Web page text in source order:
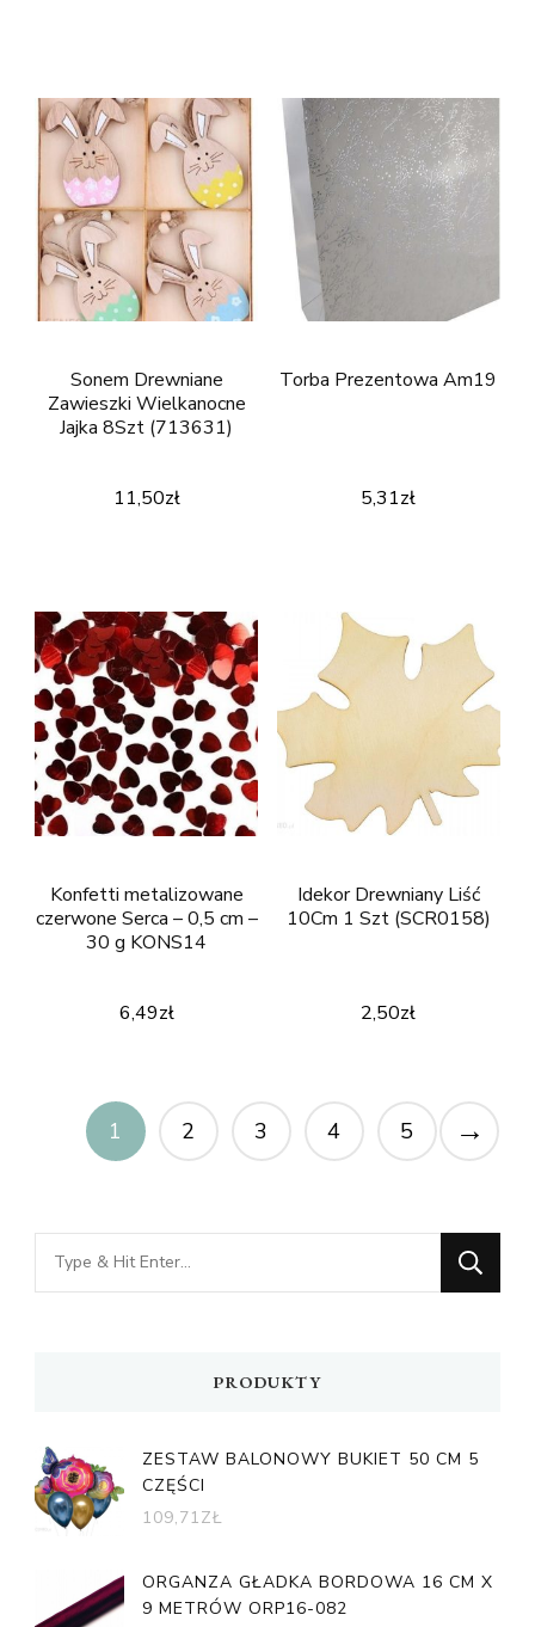
Sonem Drewniane
Zawieszki Wielkanocne
Jajka 8Szt (713631)
11,50zł
Torba Prezentowa Am19
5,31zł
Konfetti metalizowane
czerwone Serca – 0,5 cm –
30 g KONS14
6,49zł
Idekor Drewniany Liść
10Cm 1 Szt (SCR0158)
2,50zł
1 2 3 4 5 →
Looking
for
PRODUKTY
ZESTAW BALONOWY BUKIET 50 CM 5
CZĘŚCI
109,71ZŁ
ORGANZA GŁADKA BORDOWA 16 CM X
9 METRÓW ORP16-082